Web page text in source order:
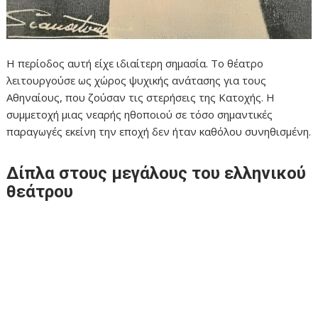
Η περίοδος αυτή είχε ιδιαίτερη σημασία. Το θέατρο
λειτουργούσε ως χώρος ψυχικής ανάτασης για τους
Αθηναίους, που ζούσαν τις στερήσεις της Κατοχής. Η
συμμετοχή μιας νεαρής ηθοποιού σε τόσο σημαντικές
παραγωγές εκείνη την εποχή δεν ήταν καθόλου συνηθισμένη.
Δίπλα στους μεγάλους του ελληνικού
θεάτρου